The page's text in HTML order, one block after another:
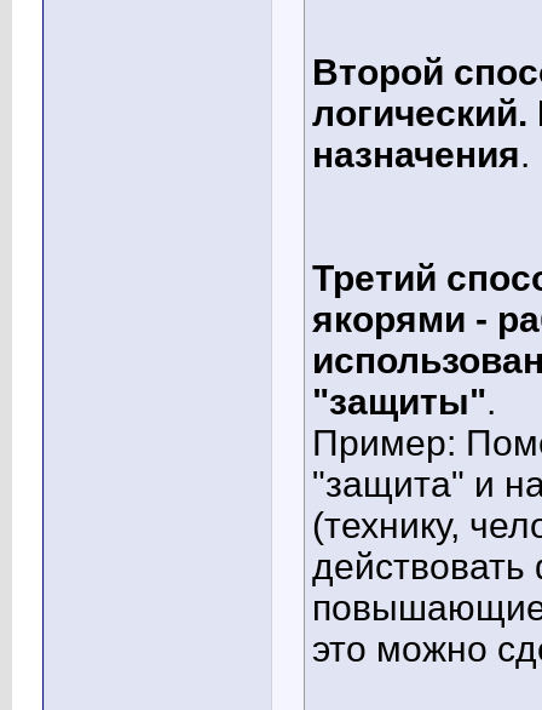
Второй
назначения.
Третий
якорями -
"защиты".
Пример:
"защита" и
(технику,
повышающие
это можно